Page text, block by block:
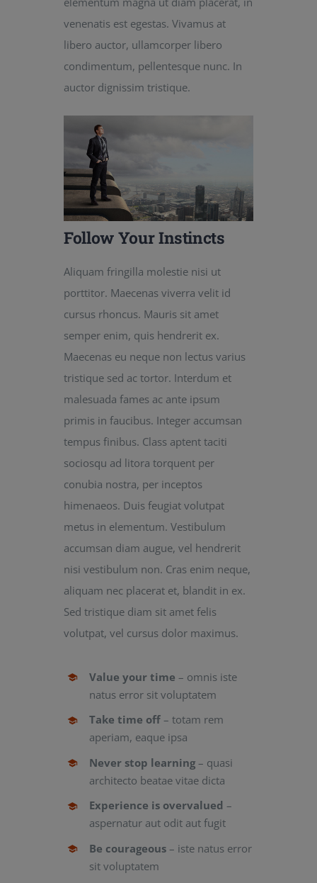
venenatis est egestas. Vivamus at
libero auctor, ullamcorper libero
condimentum, pellentesque nunc. In
auctor dignissim tristique.
Follow Your Instincts
Aliquam fringilla molestie nisi ut
porttitor. Maecenas viverra velit id
cursus rhoncus. Mauris sit amet
semper enim, quis hendrerit ex.
Maecenas eu neque non lectus varius
tristique sed ac tortor. Interdum et
malesuada fames ac ante ipsum
primis in faucibus. Integer accumsan
tempus finibus. Class aptent taciti
sociosqu ad litora torquent per
conubia nostra, per inceptos
himenaeos. Duis feugiat volutpat
metus in elementum. Vestibulum
accumsan diam augue, vel hendrerit
nisi vestibulum non. Cras enim neque,
aliquam nec placerat et, blandit in ex.
Sed tristique diam sit amet felis
volutpat, vel cursus dolor maximus.
Value your time – omnis iste
natus error sit voluptatem
Take time off– totam rem
aperiam, eaque ipsa
Never stop learning– quasi
architecto beatae vitae dicta
Experience is overvalued –
aspernatur aut odit aut fugit
Be courageous– iste natus error
sit voluptatem